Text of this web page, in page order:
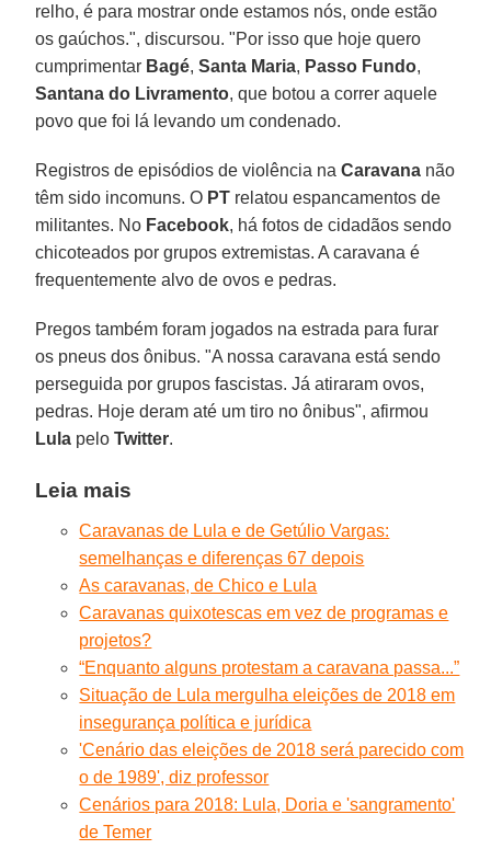
relho, é para mostrar onde estamos nós, onde estão
os gaúchos.", discursou. "Por isso que hoje quero
cumprimentar Bagé,Santa Maria, Passo Fundo,
Santana do Livramento, que botou a correr aquele
povo que foi lá levando um condenado.
Registros de episódios de violência naCaravana não
têm sido incomuns. O PT relatou espancamentos de
militantes. No Facebook, há fotos de cidadãos sendo
chicoteados por grupos extremistas. A caravana é
frequentemente alvo de ovos e pedras.
Pregos também foram jogados na estrada para furar
os pneus dos ônibus. "A nossa caravana está sendo
perseguida por grupos fascistas. Já atiraram ovos,
pedras. Hoje deram até um tiro no ônibus", afirmou
Lula peloTwitter.
Leia mais
Caravanas de Lula e de Getúlio Vargas:
semelhanças e diferenças 67 depois
As caravanas, de Chico e Lula
Caravanas quixotescas em vez de programas e
projetos?
“Enquanto alguns protestam a caravana passa...”
Situação de Lula mergulha eleições de 2018 em
insegurança política e jurídica
'Cenário das eleições de 2018 será parecido com
o de 1989', diz professor
Cenários para 2018: Lula, Doria e 'sangramento'
de Temer